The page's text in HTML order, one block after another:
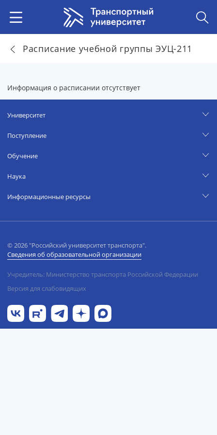
Расписание учебной группы ЭУЦ-211
Информация о расписании отсутствует
Университет
Поступление
Обучение
Наука
Информационные ресурсы
© 2026 "Российский университет транспорта".
Сведения об образовательной организации
Учредитель: Министерство транспорта Российской Федерации
Версия для слабовидящих